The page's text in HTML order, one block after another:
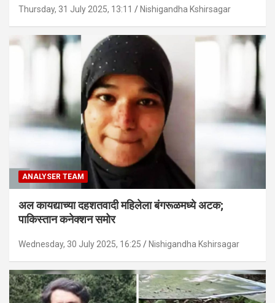
Thursday, 31 July 2025, 13:11 Nishigandha Kshirsagar
ANALYSER TEAM
अल कायद्याच्या दहशतवादी महिलेला बंगरूळमध्ये अटक;
पाकिस्तान कनेक्शन समोर
Wednesday, 30 July 2025, 16:25 Nishigandha Kshirsagar